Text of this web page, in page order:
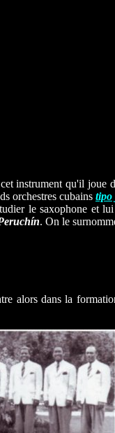
instrument qu'il joue
orchestres cubains tipo
le saxophone et
. On le
alors dans la